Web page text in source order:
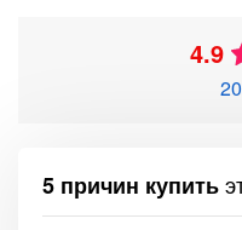
4.9
5 причин купить